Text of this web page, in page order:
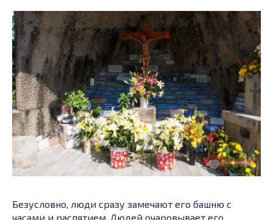
Безусловно, люди сразу замечают его башню с
часами и распятием. Людей очаровывает его